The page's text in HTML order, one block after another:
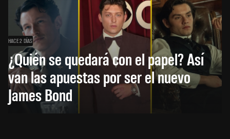
HACE 2 DÍAS
¿Quién se quedará con el papel? Así
van las apuestas por ser el nuevo
James Bond